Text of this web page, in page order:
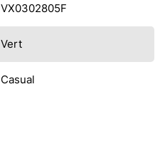
VX0302805F
Vert
Casual